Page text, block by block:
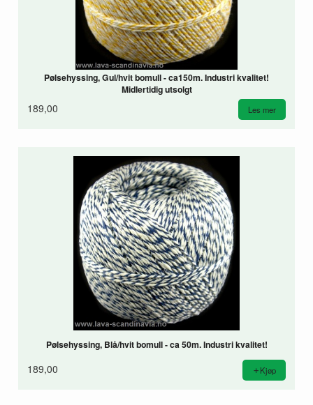
Pølsehyssing, Gul/hvit bomull - ca150m. Industri kvalitet!
Midlertidig utsolgt
189,00 Les mer
Pølsehyssing, Blå/hvit bomull - ca 50m. Industri kvalitet!
189,00 Kjøp